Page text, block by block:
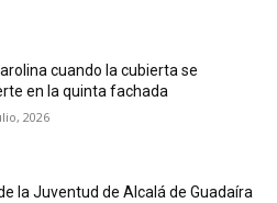
cuando la cubierta se
en la quinta fachada
2026
la Juventud de Alcalá de Guadaíra